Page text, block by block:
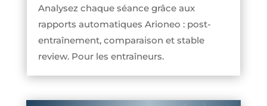
Analysez chaque séance grâce aux
rapports automatiques Arioneo : post-
entraînement, comparaison et stable
review. Pour les entraîneurs.